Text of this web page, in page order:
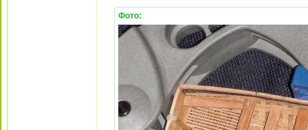
Фото: